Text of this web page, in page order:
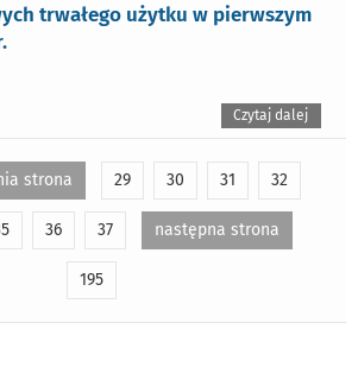
trwałego użytku w pierwszym
Czytaj dalej
strona 29 30 31 32
36 37 następna strona
195